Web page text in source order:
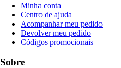
Minha conta
Centro de ajuda
Acompanhar meu pedido
Devolver meu pedido
Códigos promocionais
Sobre